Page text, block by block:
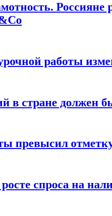
Россияне
работы
в стране должен
превысил
спроса на